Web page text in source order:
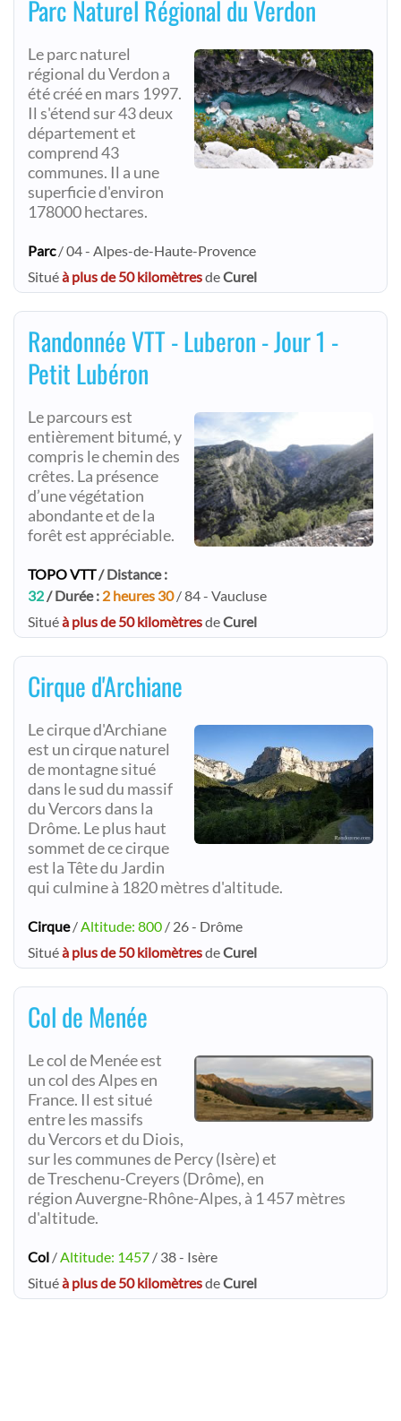
Parc Naturel Régional du Verdon
Le parc naturel
régional du Verdon a
été créé en mars 1997.
Il s'étend sur 43 deux
département et
comprend 43
communes. Il a une
superficie d'environ
178000 hectares.
Parc/ 04 - Alpes-de-Haute-Provence
Situéà plus de 50 kilomètresdeCurel
Randonnée VTT - Luberon - Jour 1 -
Petit Lubéron
Le parcours est
entièrement bitumé, y
compris le chemin des
crêtes. La présence
d’une végétation
abondante et de la
forêt est appréciable.
TOPO VTT/ Distance :
32 / Durée : 2 heures 30/ 84 - Vaucluse
Situéà plus de 50 kilomètresdeCurel
Cirque d'Archiane
Le cirque d'Archiane
est un cirque naturel
de montagne situé
dans le sud du massif
du Vercors dans la
Drôme. Le plus haut
sommet de ce cirque
est la Tête du Jardin
qui culmine à 1820 mètres d'altitude.
Cirque/ Altitude: 800 / 26 - Drôme
Situéà plus de 50 kilomètresdeCurel
Col de Menée
Le col de Menée est
un col des Alpes en
France. Il est situé
entre les massifs
du Vercors et du Diois,
sur les communes de Percy (Isère) et
de Treschenu-Creyers (Drôme), en
région Auvergne-Rhône-Alpes, à 1 457 mètres
d'altitude.
Col / Altitude: 1457 / 38 - Isère
Situéà plus de 50 kilomètresdeCurel